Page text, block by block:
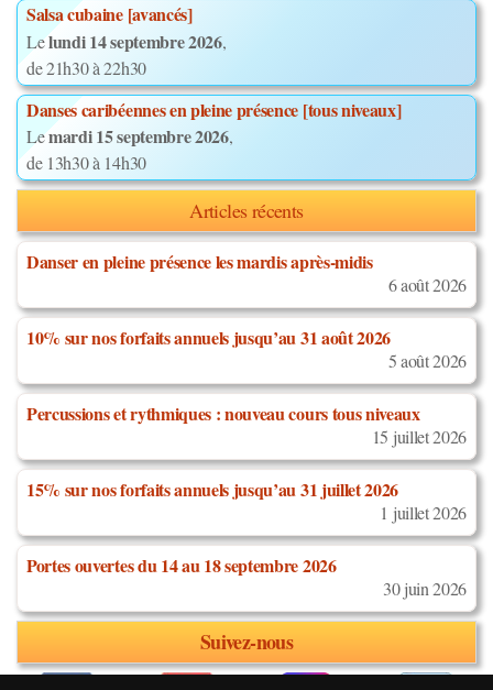
Salsa cubaine [avancés]
Lelundi 14 septembre 2026,
de 21h30 à 22h30
Danses caribéennes en pleine présence [tous niveaux]
Lemardi 15 septembre 2026,
de 13h30 à 14h30
Articles récents
Danser en pleine présence les mardis après-midis
6 août 2026
10% sur nos forfaits annuels jusqu’au 31 août 2026
5 août 2026
Percussions et rythmiques : nouveau cours tous niveaux
15 juillet 2026
15% sur nos forfaits annuels jusqu’au 31 juillet 2026
1 juillet 2026
Portes ouvertes du 14 au 18 septembre 2026
30 juin 2026
Suivez-nous